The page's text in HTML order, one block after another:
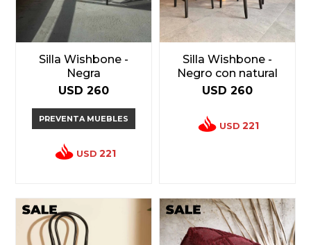
Silla Wishbone -
Negra
USD 260
PREVENTA MUEBLES
USD 221
Silla Wishbone -
Negro con natural
USD 260
USD 221